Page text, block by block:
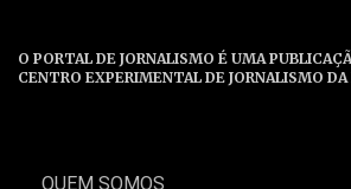
O PORTAL DE JORNALISMO É UMA
CENTRO EXPERIMENTAL DE JORNALISMO
QUEM SOMOS